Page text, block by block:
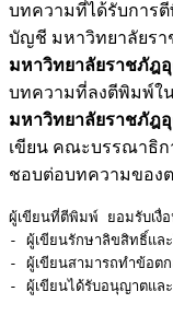
บทความที่ได้รับการ
บัญชี มหาวิทยาลัยรา
มหาวิทยาลัยราชภัฎ
บทความที่ลงตีพิมพ์ใ
มหาวิทยาลัยราชภัฎ
เขียน คณะบรรณาธิก
ชอบต่อบทความของต
ผู้เขียนที่ตีพิมพ์ ยอมรับเงื่
- ผู้เขียนรักษาลิขสิทธิ์แล
- ผู้เขียนสามารถทำข้อต
- ผู้เขียนได้รับอนุญาตแล